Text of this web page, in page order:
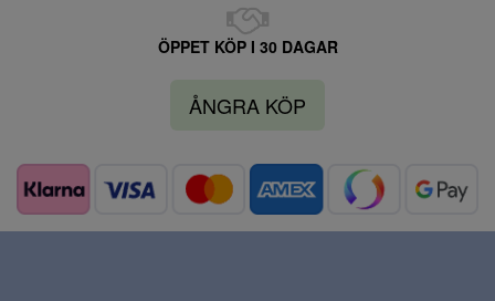
ÖPPET KÖP I 30 DAGAR
ÅNGRA KÖP